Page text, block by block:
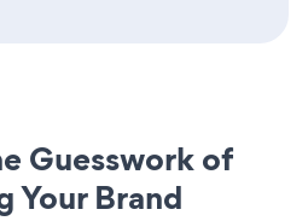
Guesswork of
Your Brand